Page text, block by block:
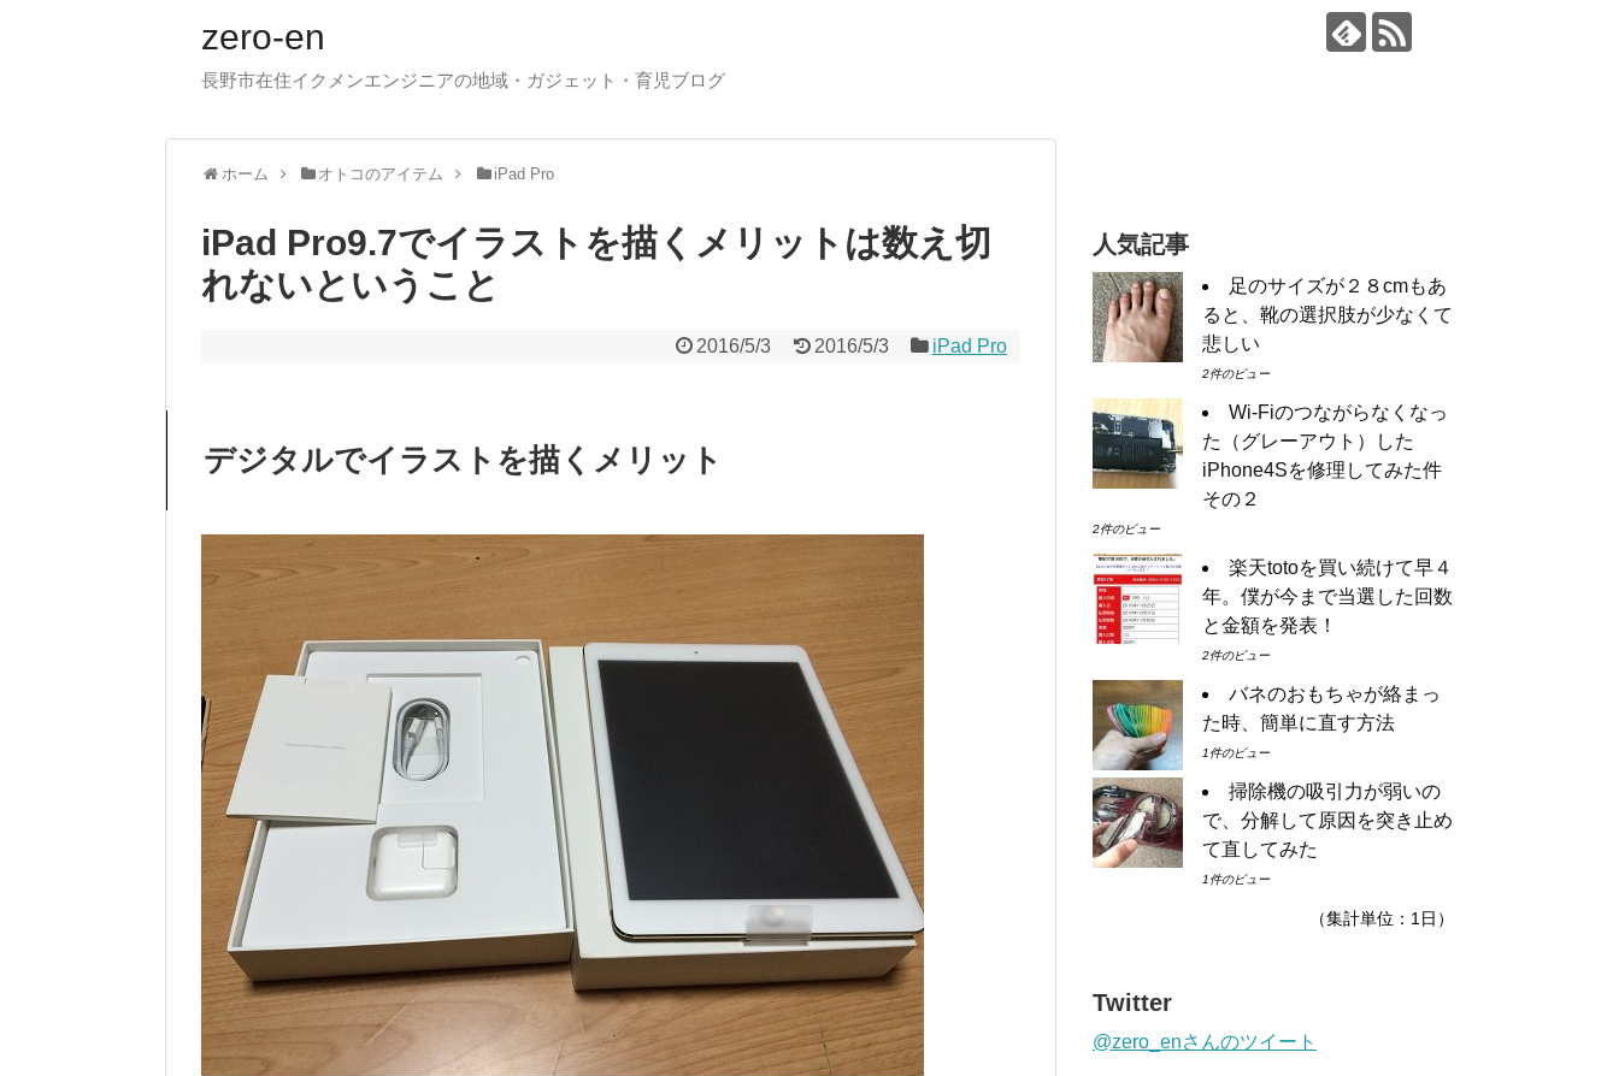
zero-en
長野市在住イクメンエンジニアの地域・ガジェット・育児ブログ
ホーム オトコのアイテム iPad Pro
iPad Pro9.7でイラストを描くメリットは数え切
れないということ
2016/5/3 2016/5/3 iPad Pro
デジタルでイラストを描くメリット
人気記事
足のサイズが２８cmもあ
ると、靴の選択肢が少なくて
悲しい
2件のビュー
Wi-Fiのつながらなくなっ
た（グレーアウト）した
iPhone4Sを修理してみた件
その２
2件のビュー
楽天totoを買い続けて早４
年。僕が今まで当選した回数
と金額を発表！
2件のビュー
バネのおもちゃが絡まっ
た時、簡単に直す方法
1件のビュー
掃除機の吸引力が弱いの
で、分解して原因を突き止め
て直してみた
1件のビュー
（集計単位：1日）
Twitter
@zero_enさんのツイート